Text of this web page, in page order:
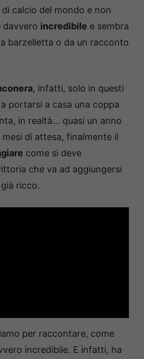
calcio del mondo e non
davvero incredibile e sembra
barzelletta o da un racconto
, infatti, solo in questi
portarsi a casa una coppa
in realtà… quasi un anno
di attesa, finalmente il
come si deve
che va ad aggiungersi
ricco.
per raccontare, come
incredibile. E infatti, ha